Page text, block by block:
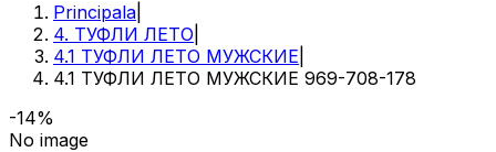
Principala
4. ТУФЛИ ЛЕТО
4.1 ТУФЛИ ЛЕТО МУЖСКИЕ
4.1 ТУФЛИ ЛЕТО МУЖСКИЕ 969-708-178
-14%
No image